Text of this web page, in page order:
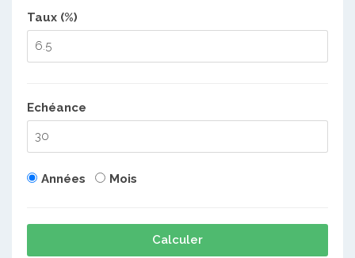
Taux (%)
Echéance
Années Mois
Calculer